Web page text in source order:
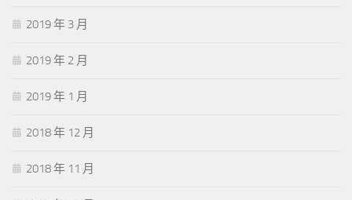
2019 年 3 月
2019 年 2 月
2019 年 1 月
2018 年 12 月
2018 年 11 月